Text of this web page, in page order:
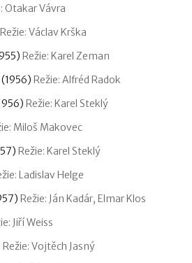
Otakar Vávra
Režie: Václav Krška
Režie: Karel Zeman
(1956) Režie: Alfréd Radok
Režie: Karel Steklý
Miloš Makovec
Režie: Karel Steklý
Ladislav Helge
Režie: Ján Kadár, Elmar Klos
Jiří Weiss
Režie: Vojtěch Jasný